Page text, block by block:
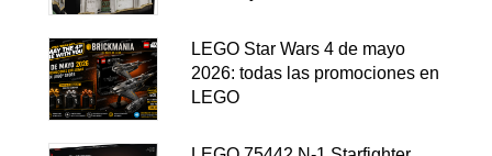
LEGO Star Wars 4 de mayo
2026: todas las promociones en
LEGO